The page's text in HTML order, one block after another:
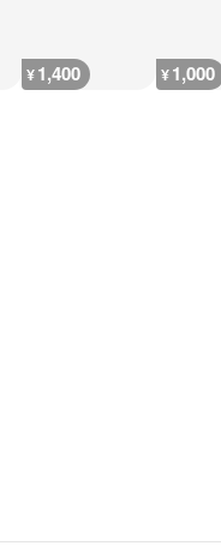
¥1,400 ¥1,000